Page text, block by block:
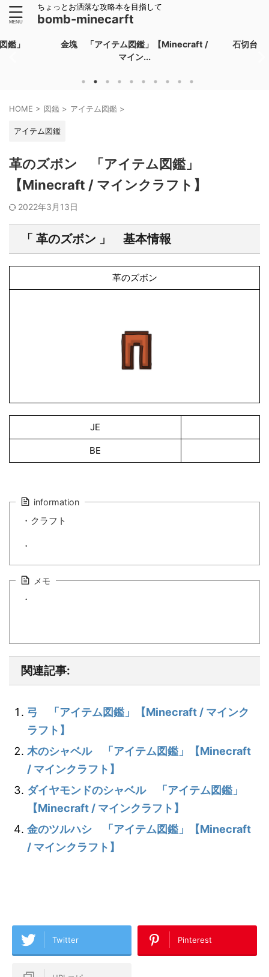
ちょっとお洒落な攻略本を目指して
bomb-minecarft
鑑」
金塊 「アイテム図鑑」【Minecraft /
マイン...
石切台
HOME > 図鑑 > アイテム図鑑 >
アイテム図鑑
革のズボン 「アイテム図鑑」
【Minecraft / マインクラフト】
2022年3月13日
「 革のズボン 」 基本情報
革のズボン
JE
BE
information
・クラフト
・
メモ
・
関連記事:
弓 「アイテム図鑑」【Minecraft / マインク
ラフト】
木のシャベル 「アイテム図鑑」【Minecraft
/ マインクラフト】
ダイヤモンドのシャベル 「アイテム図鑑」
【Minecraft / マインクラフト】
金のツルハシ 「アイテム図鑑」【Minecraft
/ マインクラフト】
Twitter Pinterest